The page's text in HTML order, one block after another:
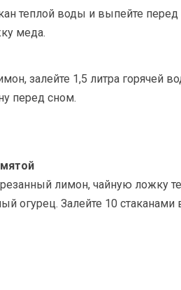
теплой воды и выпейте
меда.
залейте 1,5 литра горячей
перед сном.
лимон, чайную ложку
огурец. Залейте 10 стаканами